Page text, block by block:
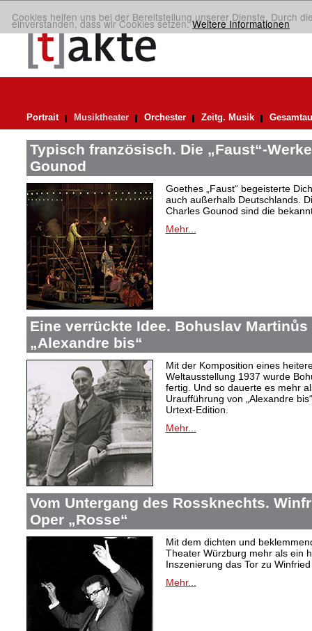
Cookies helfen uns bei der Bereitstellung unserer Dienste. Durch
einverstanden, dass wir Cookies setzen.Weitere Informationen
Portrait Musiktheater Orchester Zeitg. Musik
Typisch französisch. Die „Faust“-
Gounod
Goethes „Faust“ begeisterte
auch außerhalb Deutschlands.
Charles Gounod sind die
Mehr...
Eine verrückte Idee. Bohuslav
„Alexandre bis“
Mit der Komposition eines
Weltausstellung 1937 wurde
fertig. Und so dauerte es mehr
Uraufführung von „Alexandre
Urtext-Edition.
Mehr...
Vom Untergang des Rossknechts.
Oper „Rosse“
Mit dem dichten und
Theater Würzburg mehr als ein
Inszenierung das Tor zu
Mehr...